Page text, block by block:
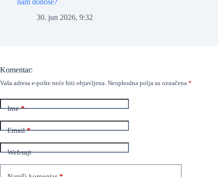
30. jun 2026, 9:32
Komentar:
Vaša adresa e-pošte neće biti objavljena. Neophodna polja su označena *
Ime*
Email*
Websajt